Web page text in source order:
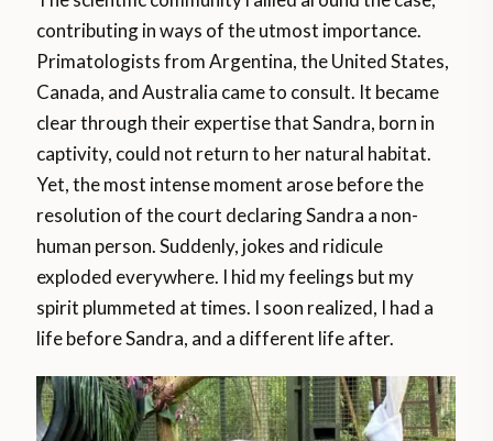
contributing in ways of the utmost importance.
Primatologists from Argentina, the United States,
Canada, and Australia came to consult. It became
clear through their expertise that Sandra, born in
captivity, could not return to her natural habitat.
Yet, the most intense moment arose before the
resolution of the court declaring Sandra a non-
human person. Suddenly, jokes and ridicule
exploded everywhere. I hid my feelings but my
spirit plummeted at times. I soon realized, I had a
life before Sandra, and a different life after.